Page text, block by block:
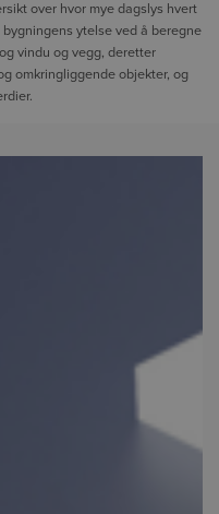
over hvor mye dagslys hvert
ytelse ved å beregne
vindu og vegg, deretter
omkringliggende objekter, og